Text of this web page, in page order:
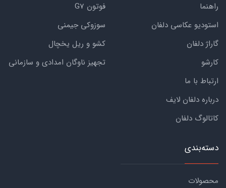
راهنما
استودیو عکاسی دلفان
گاراژ دلفان
کارشو
ارتباط با ما
درباره دلفان لایف
کاتالوگ دلفان
فوتون G7
سوزوکی جیمنی
کشو و ریل یخچال
تجهیز ناوگان امدادی و سازمانی
دسته‌بندی
محصولات